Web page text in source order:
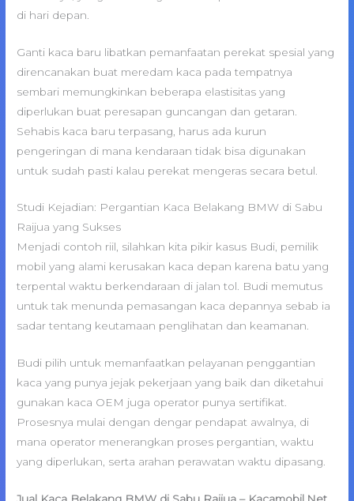
di hari depan.
Ganti kaca baru libatkan pemanfaatan perekat spesial yang
direncanakan buat meredam kaca pada tempatnya
sembari memungkinkan beberapa elastisitas yang
diperlukan buat peresapan guncangan dan getaran.
Sehabis kaca baru terpasang, harus ada kurun
pengeringan di mana kendaraan tidak bisa digunakan
untuk sudah pasti kalau perekat mengeras secara betul.
Studi Kejadian: Pergantian Kaca Belakang BMW di Sabu
Raijua yang Sukses
Menjadi contoh riil, silahkan kita pikir kasus Budi, pemilik
mobil yang alami kerusakan kaca depan karena batu yang
terpental waktu berkendaraan di jalan tol. Budi memutus
untuk tak menunda pemasangan kaca depannya sebab ia
sadar tentang keutamaan penglihatan dan keamanan.
Budi pilih untuk memanfaatkan pelayanan penggantian
kaca yang punya jejak pekerjaan yang baik dan diketahui
gunakan kaca OEM juga operator punya sertifikat.
Prosesnya mulai dengan dengar pendapat awalnya, di
mana operator menerangkan proses pergantian, waktu
yang diperlukan, serta arahan perawatan waktu dipasang.